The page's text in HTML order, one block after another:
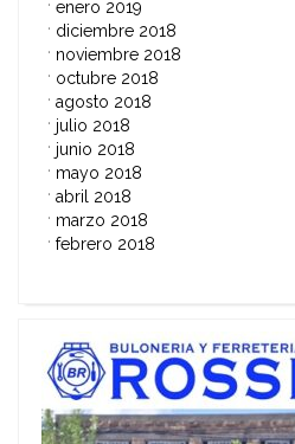
enero 2019
diciembre 2018
noviembre 2018
octubre 2018
agosto 2018
julio 2018
junio 2018
mayo 2018
abril 2018
marzo 2018
febrero 2018